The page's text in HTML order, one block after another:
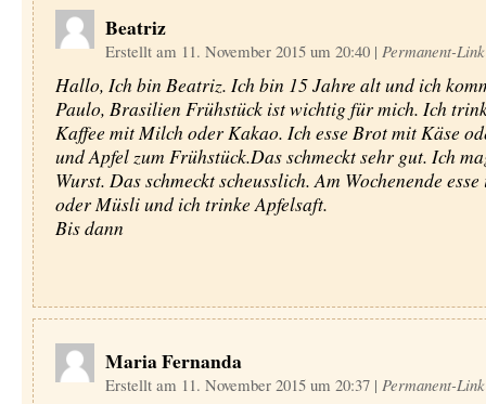
Beatriz
Erstellt am 11. November 2015 um 20:40 | Permanent-Link
Hallo, Ich bin Beatriz. Ich bin 15 Jahre alt und ich
Paulo, Brasilien Frühstück ist wichtig für mich. Ich
Kaffee mit Milch oder Kakao. Ich esse Brot mit Käse
und Apfel zum Frühstück.Das schmeckt sehr gut. Ich
Wurst. Das schmeckt scheusslich. Am Wochenende
oder Müsli und ich trinke Apfelsaft.
Bis dann
Maria Fernanda
Erstellt am 11. November 2015 um 20:37 | Permanent-Link